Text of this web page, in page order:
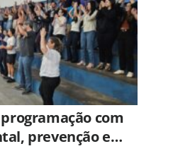
programação com
prevenção e